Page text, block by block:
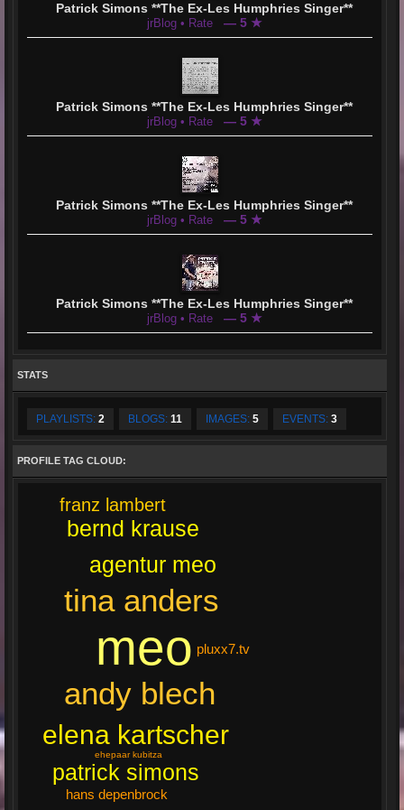
Patrick Simons **The Ex-Les Humphries Singer**
jrBlog • Rate — 5 ★
Patrick Simons **The Ex-Les Humphries Singer**
jrBlog • Rate — 5 ★
Patrick Simons **The Ex-Les Humphries Singer**
jrBlog • Rate — 5 ★
Patrick Simons **The Ex-Les Humphries Singer**
jrBlog • Rate — 5 ★
STATS
PLAYLISTS: 2 BLOGS: 11 IMAGES: 5 EVENTS: 3
PROFILE TAG CLOUD:
meo
tina anders
andy blech
elena kartscher
agentur meo
bernd krause
patrick simons
franz lambert
pluxx7.tv
hans depenbrock
ehepaar kubitza